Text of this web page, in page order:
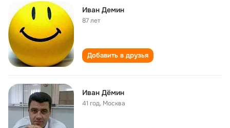
Иван Демин
87 лет
Добавить в друзья
Иван Дёмин
41 год, Москва